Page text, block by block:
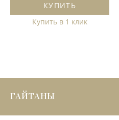
КУПИТЬ
Купить в 1 клик
ГАЙТАНЫ